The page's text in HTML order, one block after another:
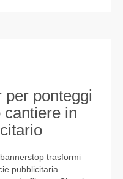
per ponteggi
in
trasformi
pubblicitaria